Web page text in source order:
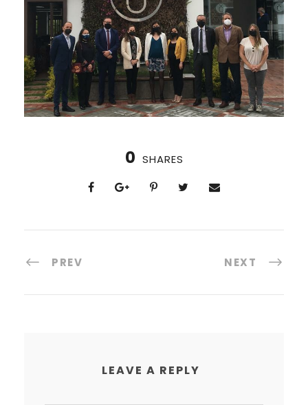
0 SHARES
PREV NEXT
LEAVE A REPLY